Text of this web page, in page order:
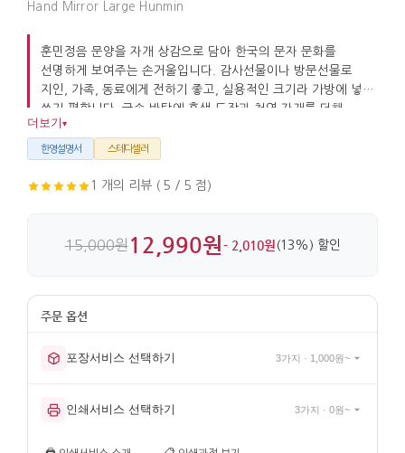
Hand Mirror Large Hunmin
훈민정음 문양을 자개 상감으로 담아 한국의 문자 문화를
선명하게 보여주는 손거울입니다. 감사선물이나 방문선물로
지인, 가족, 동료에게 전하기 좋고, 실용적인 크기라 가방에 넣어
쓰기 편합니다. 금속 바탕에 흑색 도장과 천연 자개를 더해
디테일이 살아 있습니다.
더보기 ▾
한영설명서 스테디셀러
1 개의 리뷰 ( 5 / 5 점)
15,000원12,990원- 2,010원 (13%) 할인
포장서비스 선택하기 3가지 · 1,000원~
인쇄서비스 선택하기 3가지 · 0원~